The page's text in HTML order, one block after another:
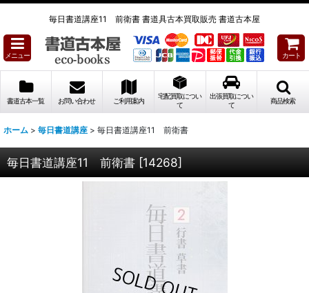
毎日書道講座11 前衛書 書道具古本買取販売 書道古本屋
メニュー カート
書道古本一覧 お問い合わせ ご利用案内
宅配買取につい
て
出張買取につい
て
商品検索
ホーム > 毎日書道講座 > 毎日書道講座11 前衛書
毎日書道講座11 前衛書 [14268]